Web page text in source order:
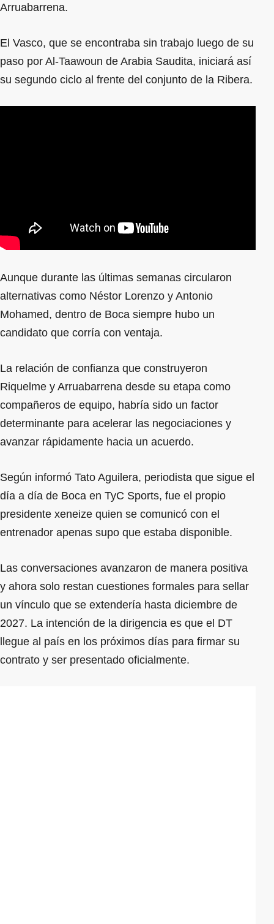
Arruabarrena.
El Vasco, que se encontraba sin trabajo luego de su
paso por Al-Taawoun de Arabia Saudita, iniciará así
su segundo ciclo al frente del conjunto de la Ribera.
Aunque durante las últimas semanas circularon
alternativas como Néstor Lorenzo y Antonio
Mohamed, dentro de Boca siempre hubo un
candidato que corría con ventaja.
La relación de confianza que construyeron
Riquelme y Arruabarrena desde su etapa como
compañeros de equipo, habría sido un factor
determinante para acelerar las negociaciones y
avanzar rápidamente hacia un acuerdo.
Según informó Tato Aguilera, periodista que sigue el
día a día de Boca en TyC Sports, fue el propio
presidente xeneize quien se comunicó con el
entrenador apenas supo que estaba disponible.
Las conversaciones avanzaron de manera positiva
y ahora solo restan cuestiones formales para sellar
un vínculo que se extendería hasta diciembre de
2027. La intención de la dirigencia es que el DT
llegue al país en los próximos días para firmar su
contrato y ser presentado oficialmente.